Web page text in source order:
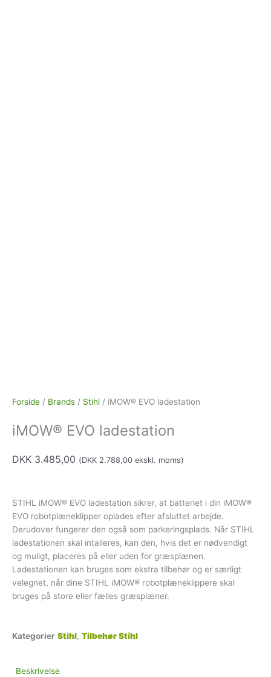
Forside / Brands / Stihl / iMOW® EVO ladestation
iMOW® EVO ladestation
DKK 3.485,00 (DKK 2.788,00 ekskl. moms)
STIHL iMOW® EVO ladestation sikrer, at batteriet i din iMOW®
EVO robotplæneklipper oplades efter afsluttet arbejde.
Derudover fungerer den også som parkeringsplads. Når STIHL
ladestationen skal intalleres, kan den, hvis det er nødvendigt
og muligt, placeres på eller uden for græsplænen.
Ladestationen kan bruges som ekstra tilbehør og er særligt
velegnet, når dine STIHL iMOW® robotplæneklippere skal
bruges på store eller fælles græsplæner.
Kategorier Stihl, Tilbehør Stihl
Beskrivelse